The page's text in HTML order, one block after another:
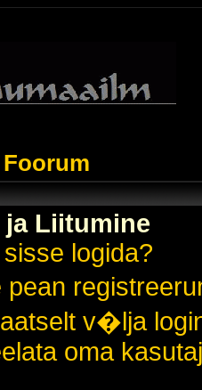
Liitumine
logida?
v�lja
oma